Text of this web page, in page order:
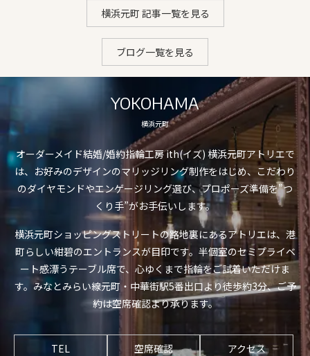
横浜元町 記事一覧を見る
ブログ一覧を見る
YOKOHAMA
横浜元町
オーダーメイド結婚/婚約指輪工房 ith(イズ) 横浜元町アトリエで
は、お好みのデザインのマリッジリング制作をはじめ、こだわり
のダイヤモンドやエンゲージリング選び、プロポーズ準備を”つ
くり手”がお手伝いします。
横浜元町ショッピングストリートの路地裏にあるアトリエは、港
町らしい紺碧のエントランスが目印です。半個室のセミプライベ
ート感漂うテーブル席で、心ゆくまで指輪をご試着いただけま
す。みなとみらい線元町・中華街駅5番出口より徒歩約3分、ご予
約は空席確認より承ります。
TEL 空席確認 アクセス